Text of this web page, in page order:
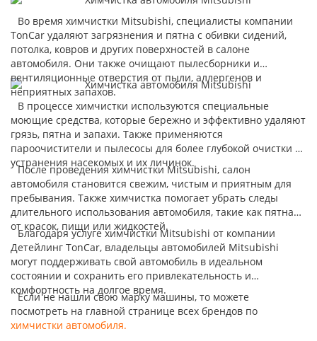
Во время химчистки Mitsubishi, специалисты компании
TonCar удаляют загрязнения и пятна с обивки сидений,
потолка, ковров и других поверхностей в салоне
автомобиля. Они также очищают пылесборники и
вентиляционные отверстия от пыли, аллергенов и
неприятных запахов.
В процессе химчистки используются специальные
моющие средства, которые бережно и эффективно удаляют
грязь, пятна и запахи. Также применяются
пароочистители и пылесосы для более глубокой очистки и
устранения насекомых и их личинок.
После проведения химчистки Mitsubishi, салон
автомобиля становится свежим, чистым и приятным для
пребывания. Также химчистка помогает убрать следы
длительного использования автомобиля, такие как пятна
от красок, пищи или жидкостей.
Благодаря услуге химчистки Mitsubishi от компании
Детейлинг TonCar, владельцы автомобилей Mitsubishi
могут поддерживать свой автомобиль в идеальном
состоянии и сохранить его привлекательность и
комфортность на долгое время.
Если не нашли свою марку машины, то можете
посмотреть на главной странице всех брендов по
химчистки автомобиля.